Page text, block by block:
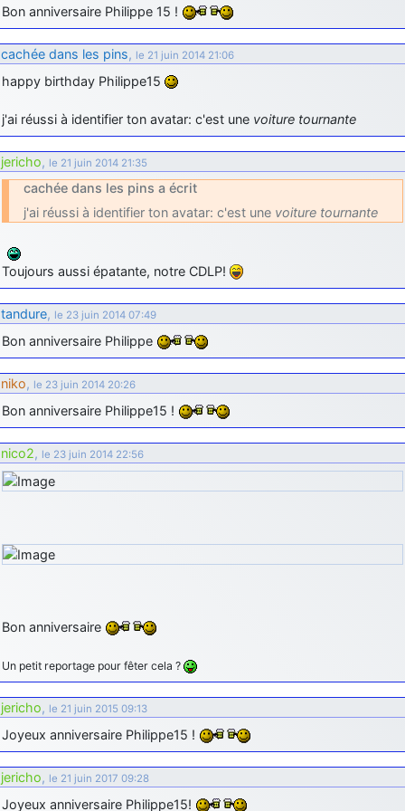
d9pouces: cette fois, c'est le Brésil et Singapour qui mettent le site
jericho: Ah ben je peux te confirmer que j'étais resté dans le filtre…
d9pouces : Désolé ! Mon filtrage a été un peu trop violent
manifestement
tout voir
Bon anniversaire Philippe 15 !
cachée dans les pins, le 21 juin 2014 21:06
happy birthday Philippe15
j'ai réussi à identifier ton avatar: c'est une voiture tournante
jericho, le 21 juin 2014 21:35
cachée dans les pins a écrit
j'ai réussi à identifier ton avatar: c'est une voiture tournante
Toujours aussi épatante, notre CDLP!
tandure, le 23 juin 2014 07:49
Bon anniversaire Philippe
niko, le 23 juin 2014 20:26
Bon anniversaire Philippe15 !
nico2, le 23 juin 2014 22:56
Bon anniversaire
Un petit reportage pour fêter cela ?
jericho, le 21 juin 2015 09:13
Joyeux anniversaire Philippe15 !
jericho, le 21 juin 2017 09:28
Joyeux anniversaire Philippe15!